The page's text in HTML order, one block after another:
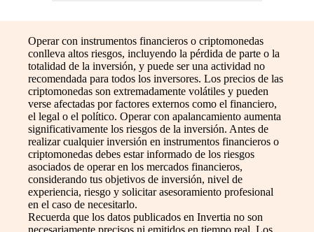
Operar con instrumentos financieros o criptomonedas
conlleva altos riesgos, incluyendo la pérdida de parte o la
totalidad de la inversión, y puede ser una actividad no
recomendada para todos los inversores. Los precios de las
criptomonedas son extremadamente volátiles y pueden
verse afectadas por factores externos como el financiero,
el legal o el político. Operar con apalancamiento aumenta
significativamente los riesgos de la inversión. Antes de
realizar cualquier inversión en instrumentos financieros o
criptomonedas debes estar informado de los riesgos
asociados de operar en los mercados financieros,
considerando tus objetivos de inversión, nivel de
experiencia, riesgo y solicitar asesoramiento profesional
en el caso de necesitarlo.
Recuerda que los datos publicados en Invertia no son